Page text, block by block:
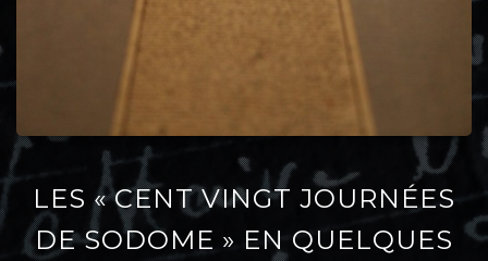
LES « CENT VINGT JOURNÉES
DE SODOME » EN QUELQUES